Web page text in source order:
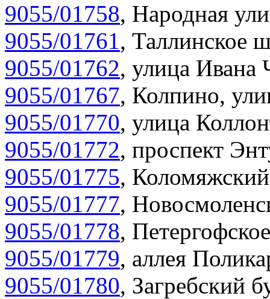
9055/01758, Народная
9055/01761, Таллинское
9055/01762, улица Ивана
9055/01767, Колпино,
9055/01770, улица
9055/01772, проспект
9055/01775,
9055/01777,
9055/01778,
9055/01779, аллея
9055/01780, Загребский